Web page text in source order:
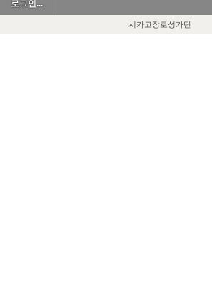
로그인...
시카고장로성가단